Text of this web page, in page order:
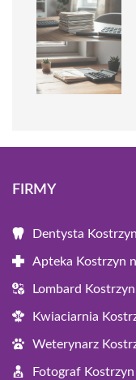
FIRMY
Dentysta
Apteka Kostrzyn
Lombard
Kwiaciarnia
Weterynarz
Fotograf